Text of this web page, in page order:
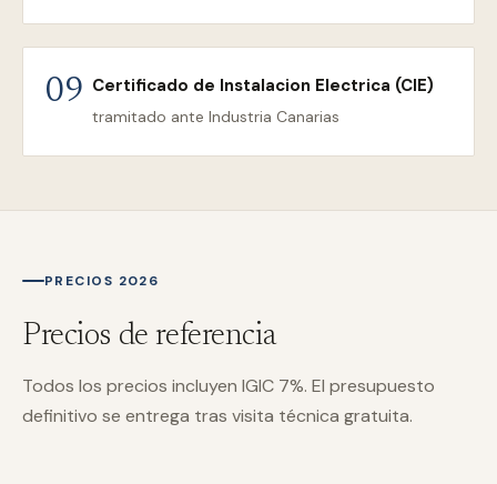
09 Certificado de Instalacion Electrica (CIE)
tramitado ante Industria Canarias
PRECIOS 2026
Precios de referencia
Todos los precios incluyen IGIC 7%. El presupuesto
definitivo se entrega tras visita técnica gratuita.